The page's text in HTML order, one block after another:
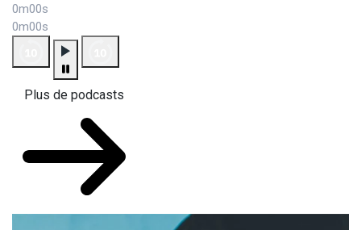
0m00s
0m00s
Plus de podcasts